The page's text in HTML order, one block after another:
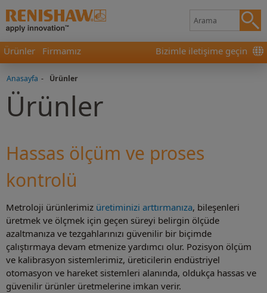
Ürünler Firmamız Bizimle iletişime geçin
Anasayfa - Ürünler
Ürünler
Hassas ölçüm ve proses
kontrolü
Metroloji ürünlerimiz üretiminizi arttırmanıza, bileşenleri
üretmek ve ölçmek için geçen süreyi belirgin ölçüde
azaltmanıza ve tezgahlarınızı güvenilir bir biçimde
çalıştırmaya devam etmenize yardımcı olur. Pozisyon ölçüm
ve kalibrasyon sistemlerimiz, üreticilerin endüstriyel
otomasyon ve hareket sistemleri alanında, oldukça hassas ve
güvenilir ürünler üretmelerine imkan verir.